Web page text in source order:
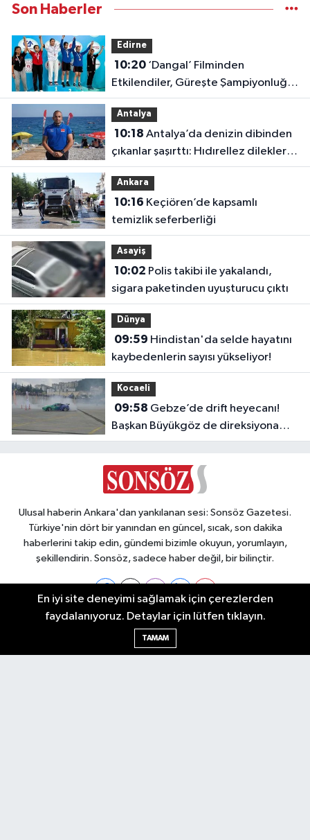
Son Haberler
Edirne
10:20‘Dangal’ Filminden
Etkilendiler, Güreşte Şampiyonluğa
Doymadılar!
Antalya
10:18
çıkanlar şaşırttı: Hıdırellez dilekleri
bile aylardır orada
Ankara
10:16
temizlik seferberliği
Asayiş
10:02
sigara paketinden uyuşturucu çıktı
Dünya
09:59
kaybedenlerin sayısı yükseliyor!
Kocaeli
09:58
Başkan Büyükgöz de direksiyona
geçti
Ulusal haberin Ankara'dan yankılanan sesi: Sonsöz Gazetesi.
Türkiye'nin dört bir yanından en güncel, sıcak, son dakika
haberlerini takip edin, gündemi bizimle okuyun, yorumlayın,
şekillendirin. Sonsöz, sadece haber değil, bir bilinçtir.
Ankara Nöbetçi Eczaneler
En iyi site deneyimi sağlamak için çerezlerden
faydalanıyoruz. Detaylar için lütfen tıklayın.
TAMAM